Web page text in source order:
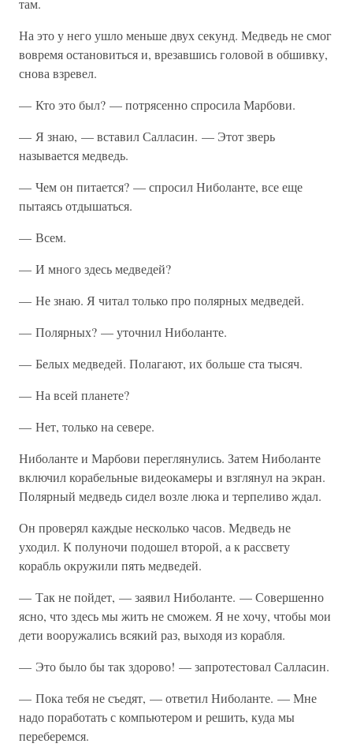
там.
На это у него ушло меньше двух секунд. Медведь не смог
вовремя остановиться и, врезавшись головой в обшивку,
снова взревел.
— Кто это был? — потрясенно спросила Марбови.
— Я знаю, — вставил Салласин. — Этот зверь
называется медведь.
— Чем он питается? — спросил Ниболанте, все еще
пытаясь отдышаться.
— Всем.
— И много здесь медведей?
— Не знаю. Я читал только про полярных медведей.
— Полярных? — уточнил Ниболанте.
— Белых медведей. Полагают, их больше ста тысяч.
— На всей планете?
— Нет, только на севере.
Ниболанте и Марбови переглянулись. Затем Ниболанте
включил корабельные видеокамеры и взглянул на экран.
Полярный медведь сидел возле люка и терпеливо ждал.
Он проверял каждые несколько часов. Медведь не
уходил. К полуночи подошел второй, а к рассвету
корабль окружили пять медведей.
— Так не пойдет, — заявил Ниболанте. — Совершенно
ясно, что здесь мы жить не сможем. Я не хочу, чтобы мои
дети вооружались всякий раз, выходя из корабля.
— Это было бы так здорово! — запротестовал Салласин.
— Пока тебя не съедят, — ответил Ниболанте. — Мне
надо поработать с компьютером и решить, куда мы
переберемся.